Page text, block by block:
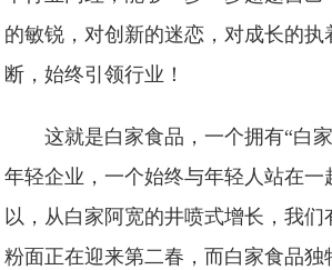
的敏锐，对创新的迷恋，对成长的执
断，始终引领行业！
这就是白家食品，一个拥有“白
年轻企业，一个始终与年轻人站在一
以，从白家阿宽的井喷式增长，我们
粉面正在迎来第二春，而白家食品独